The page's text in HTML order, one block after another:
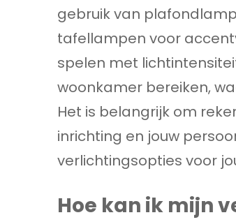
gebruik van
tafellampen voor
spelen met
woonkamer bereiken,
Het is belangrijk om
inrichting en jouw
verlichtingsopties voor
Hoe kan ik mijn